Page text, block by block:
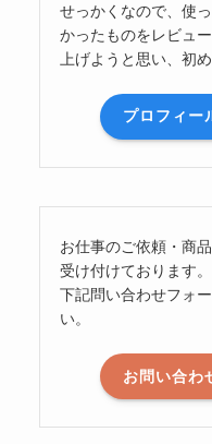
せっかくなので、使
かったものをレビュ
上げようと思い、初
プロフィー
お仕事のご依頼・商
受け付けております。
下記問い合わせフォ
い。
お問い合わ